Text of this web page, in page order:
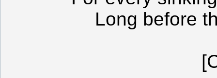
Long before